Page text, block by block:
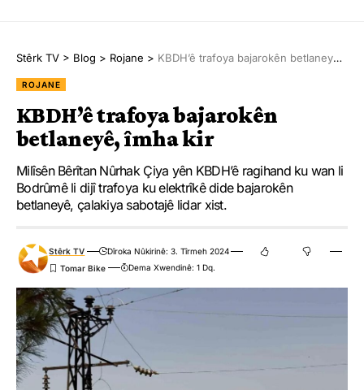
Stêrk TV > Blog > Rojane > KBDH’ê trafoya bajarokên betlaneyê, îmha kir
ROJANE
KBDH’ê trafoya bajarokên
betlaneyê, îmha kir
Milîsên Bêrîtan Nûrhak Çiya yên KBDH’ê ragihand ku wan li
Bodrûmê li dijî trafoya ku elektrîkê dide bajarokên
betlaneyê, çalakiya sabotajê lidar xist.
Stêrk TV
Dîroka Nûkirinê: 3. Tîrmeh 2024
Dema Xwendinê: 1 Dq.